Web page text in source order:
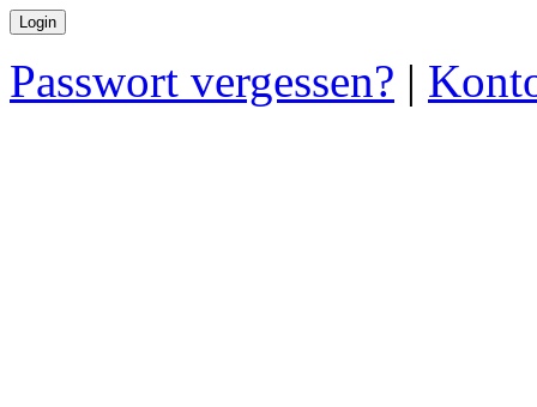
Passwort vergessen? |